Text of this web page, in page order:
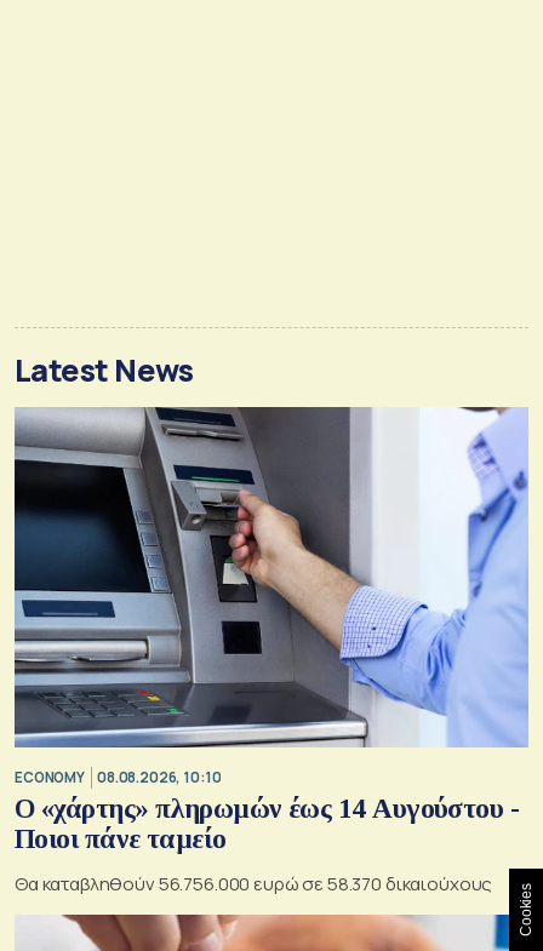
Latest News
ECONOMY 08.08.2026, 10:10
Ο «χάρτης» πληρωμών έως 14 Αυγούστου -
Ποιοι πάνε ταμείο
Θα καταβληθούν 56.756.000 ευρώ σε 58.370 δικαιούχους Cookies